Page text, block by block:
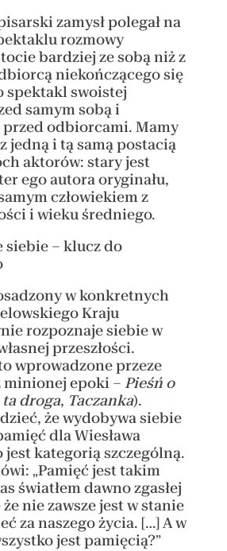
zamysł polegał na
rozmowy
bardziej ze sobą niż z
niekończącego się
spektakl swoistej
samym sobą i
przed odbiorcami. Mamy
jedną i tą samą postacią
aktorów: stary jest
ego autora oryginału,
człowiekiem z
i wieku średniego.
siebie – klucz do
w konkretnych
Kraju
rozpoznaje siebie w
przeszłości.
wprowadzone przeze
minionej epoki –Pieśń o
ta droga, Taczanka).
że wydobywa siebie
dla Wiesława
kategorią szczególną.
„Pamięć jest takim
światłem dawno zgasłej
nie zawsze jest w stanie
za naszego życia. […] A w
jest pamięcią?”